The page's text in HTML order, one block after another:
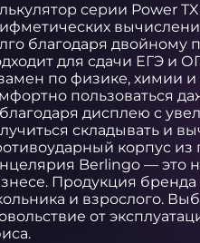
серии Power
благодаря двойному
для сдачи ЕГЭ и
по физике, химии и
пользоваться
дисплею с
складывать и
корпус из
Berlingo — это
Продукция
и взрослого.
от